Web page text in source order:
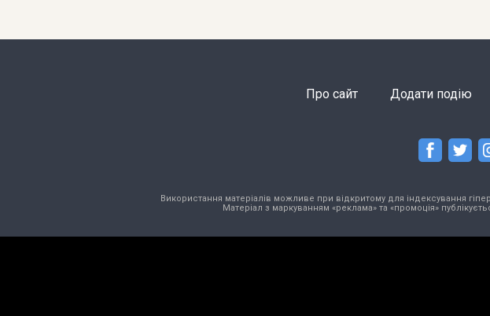
Про сайт Додати подію
Використання матеріалів можливе при відкритому для індексування
Матеріал з маркуванням «реклама» та «промоція»